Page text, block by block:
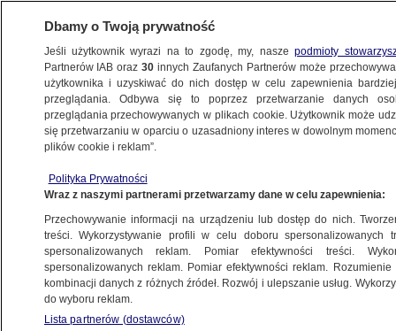
POLSKA
"Brak mobilizacji przeciwko PiS-
owi". Kto naprawdę wygrał wybory
samorządowe?
Ewelina Kwiatkowska
13.04.2024, 07:11
Udostępnij
Dbamy o Twoją prywatność
Jeśli użytkownik wyrazi na to zgodę, my, naszepodmioty
Partnerów IAB oraz30 innych Zaufanych Partnerów może
użytkownika i uzyskiwać do nich dostęp w celu zapewnienia
przeglądania. Odbywa się to poprzez przetwarzanie danych
przeglądania przechowywanych w plikach cookie. Użytkownik może
się przetwarzaniu w oparciu o uzasadniony interes w dowolnym
plików cookie i reklam”.
Polityka Prywatności
Wraz z naszymi partnerami przetwarzamy dane w celu zapewnienia:
Przechowywanie informacji na urządzeniu lub dostęp do nich.
treści. Wykorzystywanie profili w celu doboru spersonalizowanych
spersonalizowanych reklam. Pomiar efektywności treści.
spersonalizowanych reklam. Pomiar efektywności reklam.
kombinacji danych z różnych źródeł. Rozwój i ulepszanie usług.
do wyboru reklam.
Lista partnerów (dostawców)